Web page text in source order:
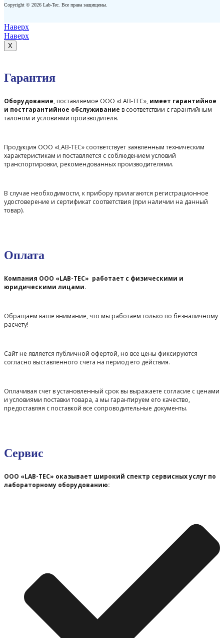
Copyright © 2026 Lab-Tec. Все права защищены.
Наверх
Наверх
X
Гарантия
Оборудование, поставляемое ООО «LAB-TEC», имеет гарантийное
и постгарантийное обслуживание в соответствии с гарантийным
талоном и условиями производителя.
Продукция ООО «LAB-TEC» соответствует заявленным техническим
характеристикам и поставляется с соблюдением условий
транспортировки, рекомендованных производителями.
В случае необходимости, к прибору прилагаются регистрационное
удостоверение и сертификат соответствия (при наличии на данный
товар).
Оплата
Компания ООО «LAB-TEC» работает с физическими и
юридическими лицами.
Обращаем ваше внимание, что мы работаем только по безналичному
расчету!
Сайт не является публичной офертой, но все цены фиксируются
согласно выставленного счета на период его действия.
Оплачивая счет в установленный срок вы выражаете согласие с ценами
и условиями поставки товара, а мы гарантируем его качество,
предоставляя с поставкой все сопроводительные документы.
Сервис
ООО «LAB-TEC» оказывает широкий спектр сервисных услуг по
лабораторному оборудованию: